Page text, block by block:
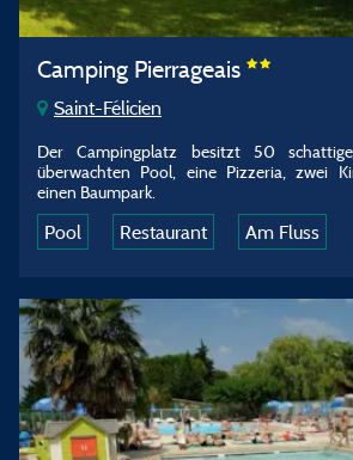
Camping Pierrageais
Saint-Félicien
Der Campingplatz besitzt 50
überwachten Pool, eine Pizzeria, zwei
einen Baumpark.
Pool Restaurant Am Fluss